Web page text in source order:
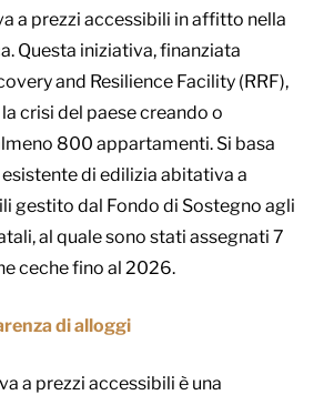
a prezzi accessibili in affitto nella
Questa iniziativa, finanziata
and Resilience Facility (RRF),
crisi del paese creando o
800 appartamenti. Si basa
di edilizia abitativa a
gestito dal Fondo di Sostegno agli
al quale sono stati assegnati 7
ceche fino al 2026.
di alloggi
a prezzi accessibili è una